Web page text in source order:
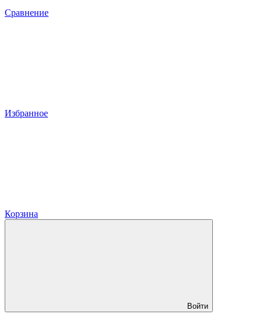
Сравнение
Избранное
Корзина
Войти